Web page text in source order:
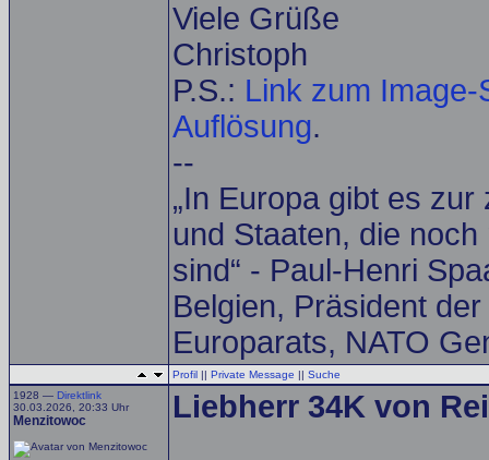
Viele Grüße
Christoph
P.S.: Link zum
Auflösung.
--
„In Europa gibt es
und Staaten, die
sind“ - Paul-Henri
Belgien, Präsident
Europarats, NATO
Profil || Private Message || Suche
1928 — Direktlink
30.03.2026, 20:33 Uhr
Menzitowoc Liebherr 34K von